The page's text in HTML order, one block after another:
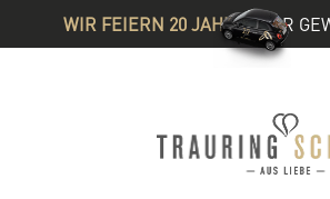
WIR FEIERN 20 JAHRE& IHR